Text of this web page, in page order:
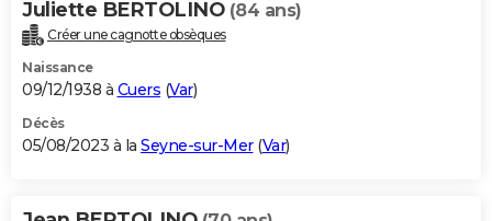
Juliette BERTOLINO (84 ans)
Créer une cagnotte obsèques
Naissance
09/12/1938 à Cuers (Var)
Décès
05/08/2023 à la Seyne-sur-Mer(Var)